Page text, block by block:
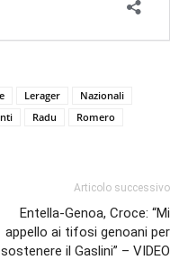
Lerager
Nazionali
Radu
Romero
Articolo successivo
Entella-Genoa, Croce: “Mi
appello ai tifosi genoani per
sostenere il Gaslini” – VIDEO